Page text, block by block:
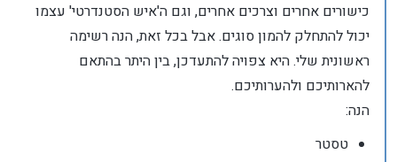
כישורים אחרים וצרכים אחרים, וגם ה'איש הסטנדרטי' עצמו
יכול להתחלק להמון סוגים. אבל בכל זאת, הנה רשימה
ראשונית שלי. היא צפויה להתעדכן, בין היתר בהתאם
להארותיכם ולהערותיכם.
הנה:
טסטר